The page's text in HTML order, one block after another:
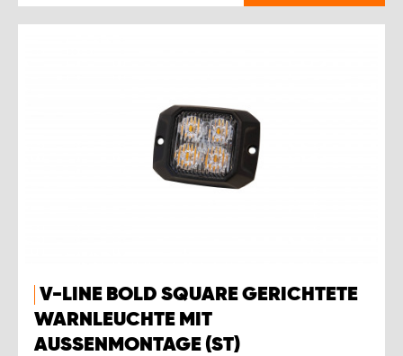
V-LINE BOLD SQUARE GERICHTETE
WARNLEUCHTE MIT
AUSSENMONTAGE (ST)